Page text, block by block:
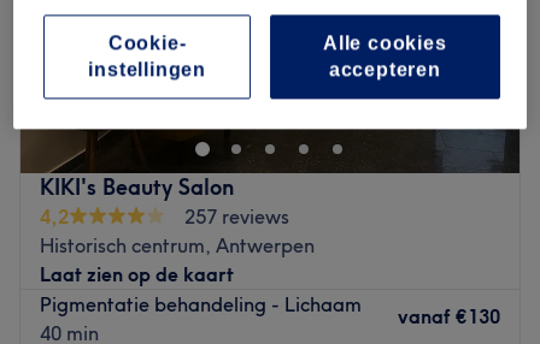
KIKI's Beauty Salon
4,2
257 reviews
Historisch centrum, Antwerpen
Laat zien op de kaart
Pigmentatie behandeling - Lichaam
40 min
vanaf €130
Alle cookies
accepteren
Cookie-
instellingen